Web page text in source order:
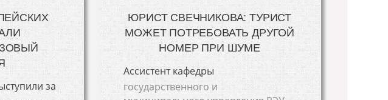
за
ЮРИСТ СВЕЧНИКОВА: ТУРИСТ
МОЖЕТ ПОТРЕБОВАТЬ ДРУГОЙ
НОМЕР ПРИ ШУМЕ
Ассистент кафедры
государственного и